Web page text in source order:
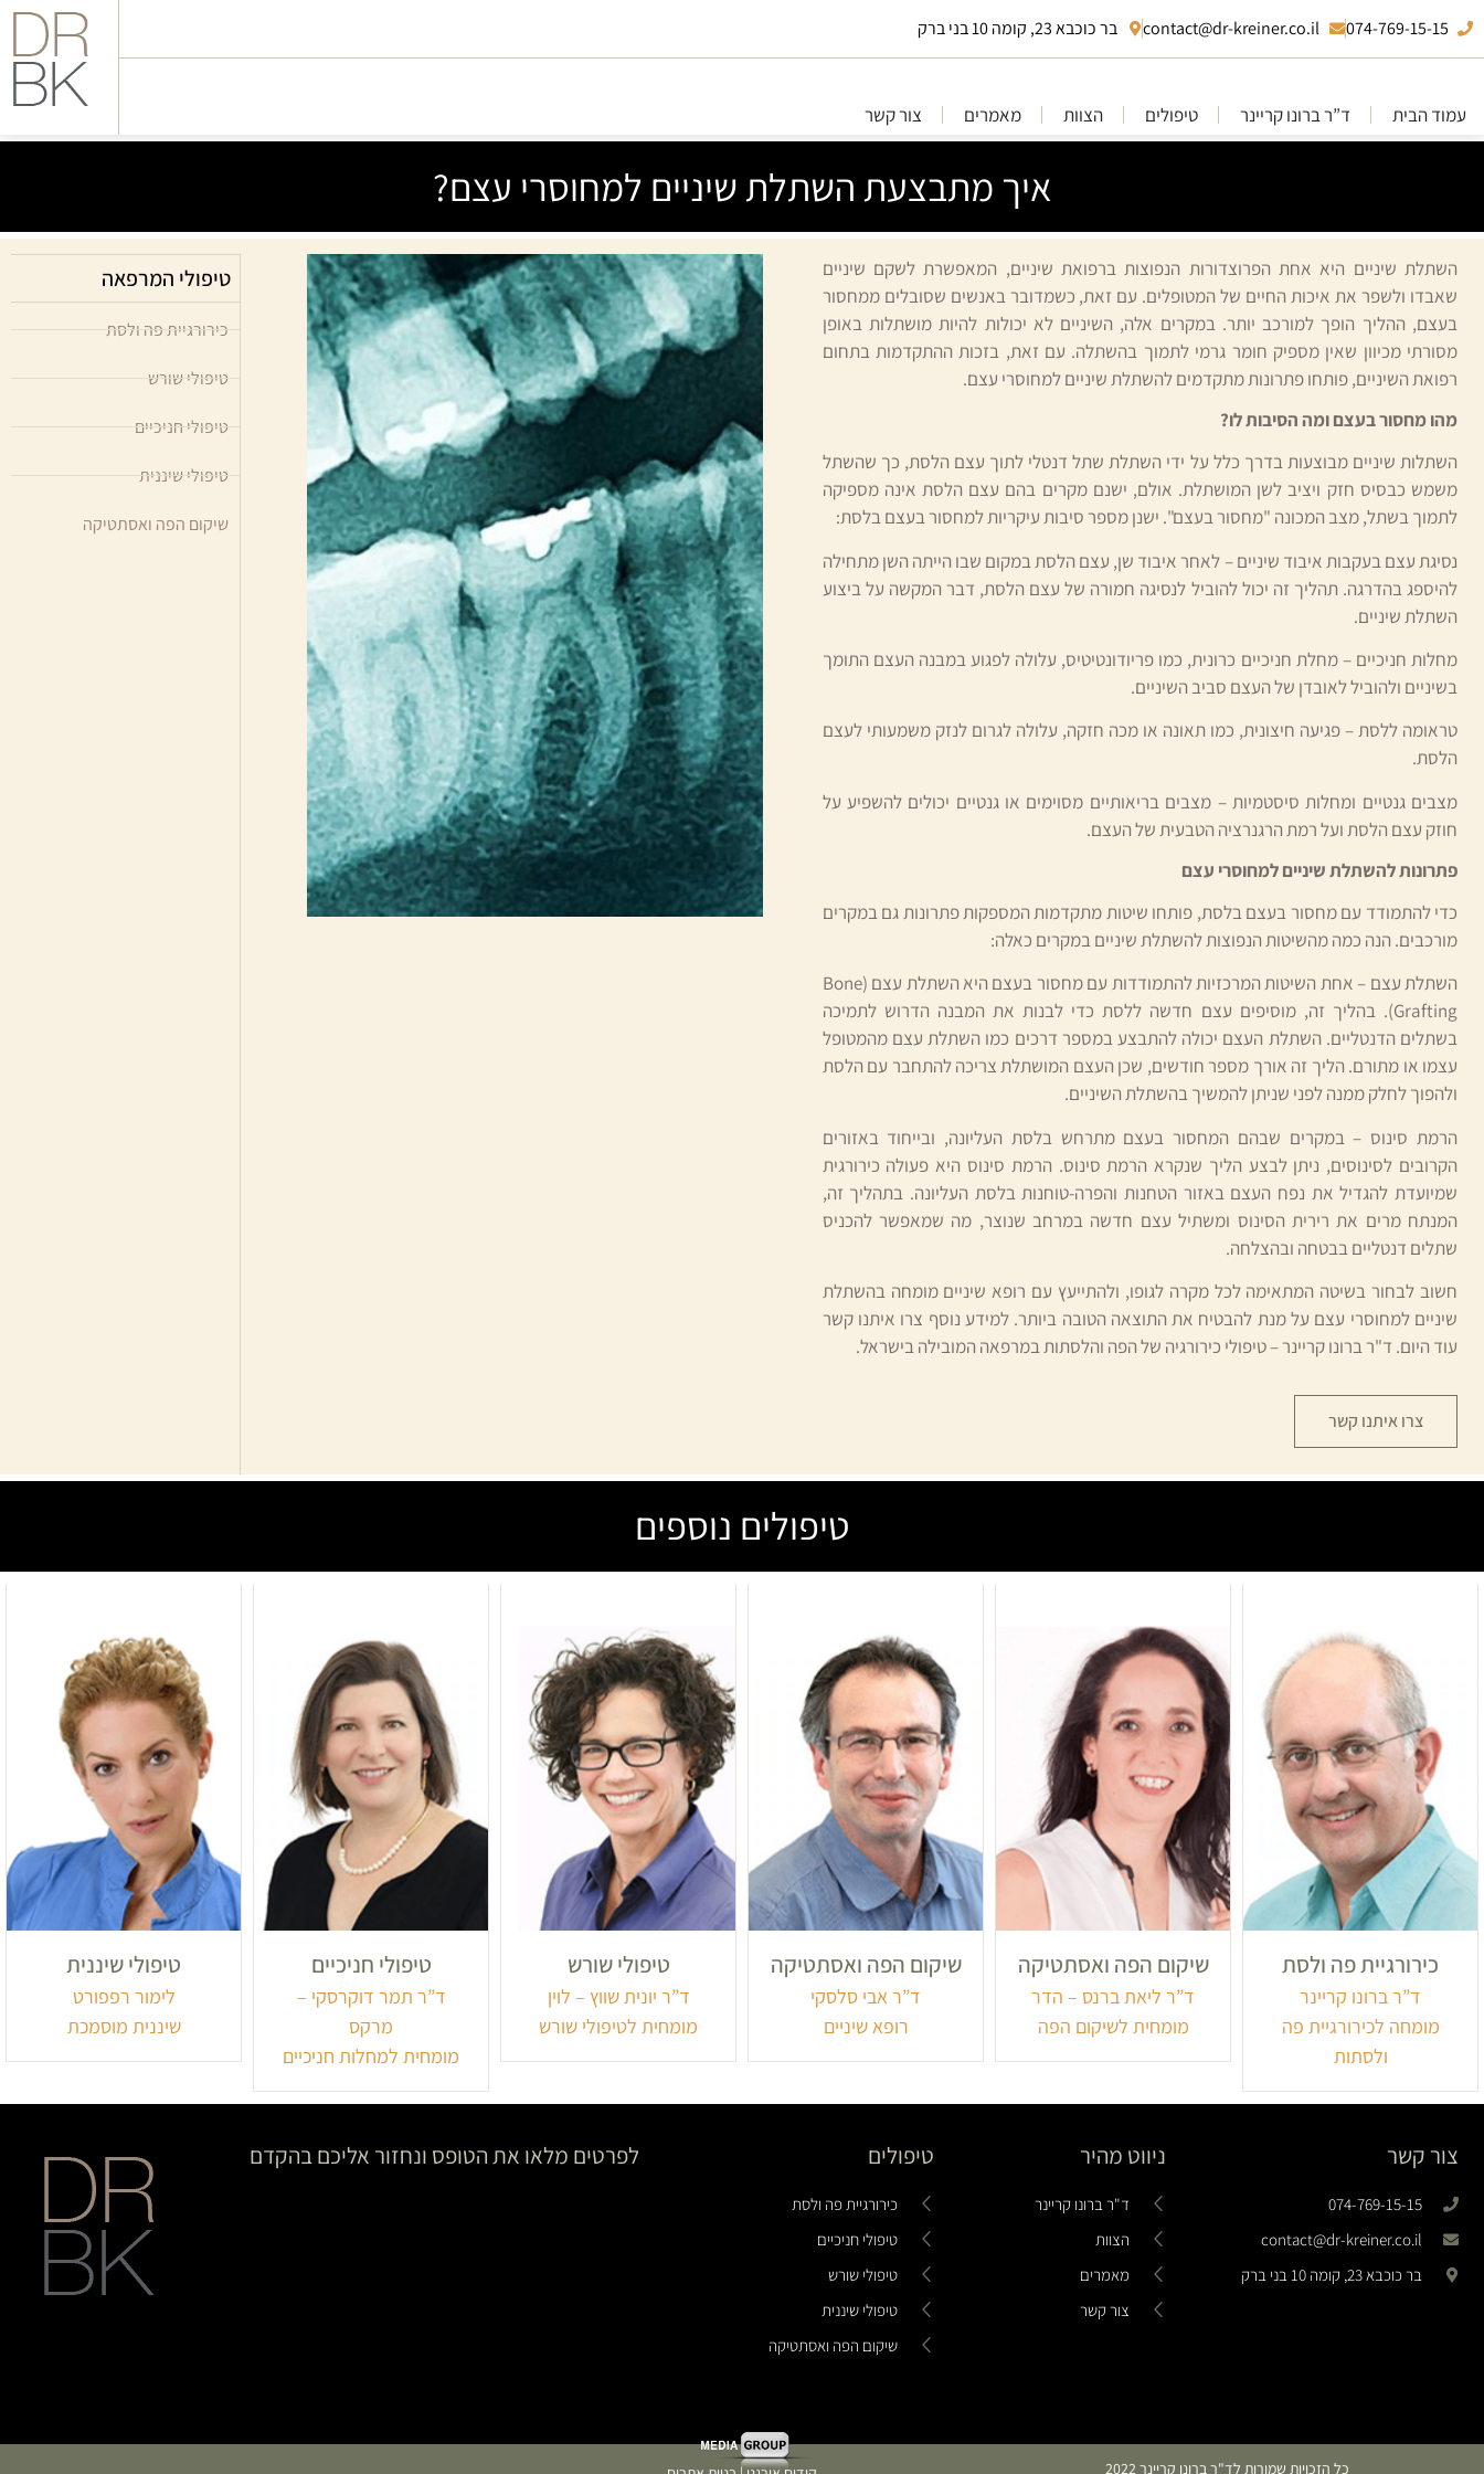
074-769-15-15
contact@dr-kreiner.co.il בר כוכבא 23, קומה 10 בני ברק
עמוד הבית ד”ר ברונו קריינר טיפולים הצוות מאמרים צור קשר
איך מתבצעת השתלת שיניים למחוסרי עצם?
השתלת שיניים היא אחת הפרוצדורות הנפוצות ברפואת שיניים, המאפשרת לשקם שיניים
שאבדו ולשפר את איכות החיים של המטופלים. עם זאת, כשמדובר באנשים שסובלים ממחסור
בעצם, ההליך הופך למורכב יותר. במקרים אלה, השיניים לא יכולות להיות מושתלות באופן
מסורתי מכיוון שאין מספיק חומר גרמי לתמוך בהשתלה. עם זאת, בזכות ההתקדמות בתחום
רפואת השיניים, פותחו פתרונות מתקדמים להשתלת שיניים למחוסרי עצם.
מהו מחסור בעצם ומה הסיבות לו?
השתלות שיניים מבוצעות בדרך כלל על ידי השתלת שתל דנטלי לתוך עצם הלסת, כך שהשתל
משמש כבסיס חזק ויציב לשן המושתלת. אולם, ישנם מקרים בהם עצם הלסת אינה מספיקה
לתמוך בשתל, מצב המכונה "מחסור בעצם". ישנן מספר סיבות עיקריות למחסור בעצם בלסת:
נסיגת עצם בעקבות איבוד שיניים – לאחר איבוד שן, עצם הלסת במקום שבו הייתה השן מתחילה
להיספג בהדרגה. תהליך זה יכול להוביל לנסיגה חמורה של עצם הלסת, דבר המקשה על ביצוע
השתלת שיניים.
מחלות חניכיים – מחלת חניכיים כרונית, כמו פריודונטיטיס, עלולה לפגוע במבנה העצם התומך
בשיניים ולהוביל לאובדן של העצם סביב השיניים.
טראומה ללסת – פגיעה חיצונית, כמו תאונה או מכה חזקה, עלולה לגרום לנזק משמעותי לעצם
הלסת.
מצבים גנטיים ומחלות סיסטמיות – מצבים בריאותיים מסוימים או גנטיים יכולים להשפיע על
חוזק עצם הלסת ועל רמת הרגנרציה הטבעית של העצם.
פתרונות להשתלת שיניים למחוסרי עצם
כדי להתמודד עם מחסור בעצם בלסת, פותחו שיטות מתקדמות המספקות פתרונות גם במקרים
מורכבים. הנה כמה מהשיטות הנפוצות להשתלת שיניים במקרים כאלה:
השתלת עצם – אחת השיטות המרכזיות להתמודדות עם מחסור בעצם היא השתלת עצם (Bone
Grafting). בהליך זה, מוסיפים עצם חדשה ללסת כדי לבנות את המבנה הדרוש לתמיכה
בשתלים הדנטליים. השתלת העצם יכולה להתבצע במספר דרכים כמו השתלת עצם מהמטופל
עצמו או מתורם. הליך זה אורך מספר חודשים, שכן העצם המושתלת צריכה להתחבר עם הלסת
ולהפוך לחלק ממנה לפני שניתן להמשיך בהשתלת השיניים.
הרמת סינוס – במקרים שבהם המחסור בעצם מתרחש בלסת העליונה, ובייחוד באזורים
הקרובים לסינוסים, ניתן לבצע הליך שנקרא הרמת סינוס. הרמת סינוס היא פעולה כירורגית
שמיועדת להגדיל את נפח העצם באזור הטחנות והפרה-טוחנות בלסת העליונה. בתהליך זה,
המנתח מרים את רירית הסינוס ומשתיל עצם חדשה במרחב שנוצר, מה שמאפשר להכניס
שתלים דנטליים בבטחה ובהצלחה.
חשוב לבחור בשיטה המתאימה לכל מקרה לגופו, ולהתייעץ עם רופא שיניים מומחה בהשתלת
שיניים למחוסרי עצם על מנת להבטיח את התוצאה הטובה ביותר. למידע נוסף צרו איתנו קשר
עוד היום. ד"ר ברונו קריינר – טיפולי כירורגיה של הפה והלסתות במרפאה המובילה בישראל.
צרו איתנו קשר
טיפולי המרפאה
כירורגיית פה ולסת
טיפולי שורש
טיפולי חניכיים
טיפולי שיננית
שיקום הפה ואסתטיקה
טיפולים נוספים
כירורגיית פה ולסת
ד”ר ברונו קריינר
מומחה לכירורגיית פה
ולסתות
שיקום הפה ואסתטיקה
ד”ר ליאת ברנס – הדר
מומחית לשיקום הפה
שיקום הפה ואסתטיקה
ד”ר אבי סלסקי
רופא שיניים
טיפולי שורש
ד”ר יונית שווץ – לוין
מומחית לטיפולי שורש
טיפולי חניכיים
ד”ר תמר דוקרסקי –
מרקס
מומחית למחלות חניכיים
טיפולי שיננית
לימור רפפורט
שיננית מוסמכת
צור קשר
074-769-15-15
contact@dr-kreiner.co.il
בר כוכבא 23, קומה 10 בני ברק
ניווט מהיר
ד"ר ברונו קריינר
הצוות
מאמרים
צור קשר
טיפולים
כירורגיית פה ולסת
טיפולי חניכיים
טיפולי שורש
טיפולי שיננית
שיקום הפה ואסתטיקה
לפרטים מלאו את הטופס ונחזור אליכם בהקדם
כל הזכויות שמורות לד"ר ברונו קריינר 2022